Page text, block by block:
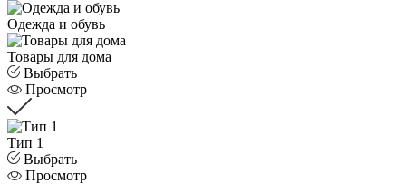
Одежда и обувь
Товары для дома
Выбрать
Просмотр
Тип 1
Выбрать
Просмотр